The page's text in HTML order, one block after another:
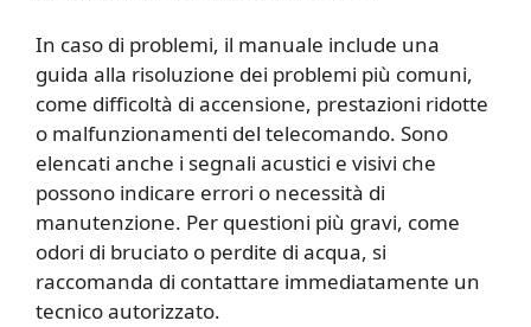
In caso di problemi, il manuale include una
guida alla risoluzione dei problemi più comuni,
come difficoltà di accensione, prestazioni ridotte
o malfunzionamenti del telecomando. Sono
elencati anche i segnali acustici e visivi che
possono indicare errori o necessità di
manutenzione. Per questioni più gravi, come
odori di bruciato o perdite di acqua, si
raccomanda di contattare immediatamente un
tecnico autorizzato.